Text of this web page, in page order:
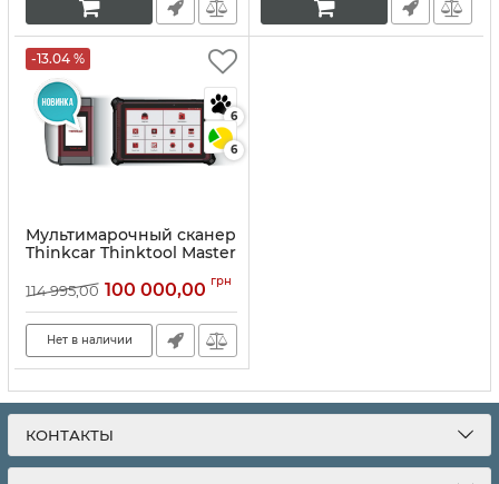
-13.04 %
6
6
Мультимарочный сканер
Thinkcar Thinktool Master
Артикул:10150
114 995,00 100 000,00 грн
Нет в наличии
КОНТАКТЫ